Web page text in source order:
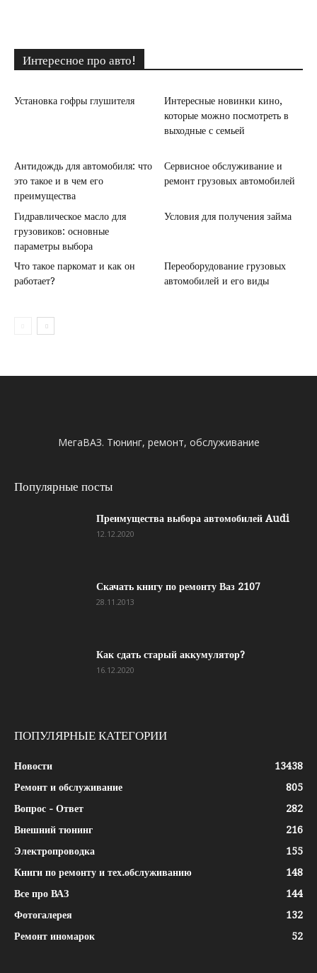
Интересное про авто!
Установка гофры глушителя
Интересные новинки кино,
которые можно посмотреть в
выходные с семьей
Антидождь для автомобиля: что
это такое и в чем его
преимущества
Сервисное обслуживание и
ремонт грузовых автомобилей
Гидравлическое масло для
грузовиков: основные
параметры выбора
Условия для получения займа
Что такое паркомат и как он
работает?
Переоборудование грузовых
автомобилей и его виды
МегаВАЗ. Тюнинг, ремонт, обслуживание
Популярные посты
Преимущества выбора автомобилей Audi
12.12.2020
Скачать книгу по ремонту Ваз 2107
28.11.2013
Как сдать старый аккумулятор?
16.12.2020
ПОПУЛЯРНЫЕ КАТЕГОРИИ
Новости
13438
Ремонт и обслуживание
805
Вопрос - Ответ
282
Внешний тюнинг
216
Электропроводка
155
Книги по ремонту и тех.обслуживанию
148
Все про ВАЗ
144
Фотогалерея
132
Ремонт иномарок
52